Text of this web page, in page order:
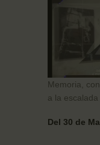
Memoria,
a la
Del 30 de